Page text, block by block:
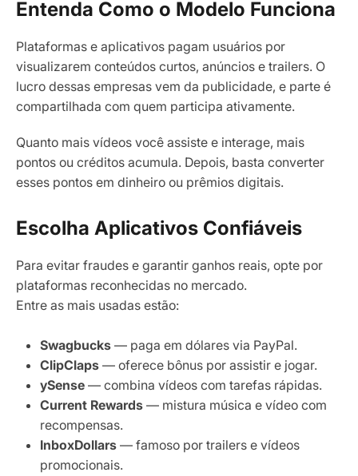
Entenda Como o Modelo Funciona
Plataformas e aplicativos pagam usuários por
visualizarem conteúdos curtos, anúncios e trailers. O
lucro dessas empresas vem da publicidade, e parte é
compartilhada com quem participa ativamente.
Quanto mais vídeos você assiste e interage, mais
pontos ou créditos acumula. Depois, basta converter
esses pontos em dinheiro ou prêmios digitais.
Escolha Aplicativos Confiáveis
Para evitar fraudes e garantir ganhos reais, opte por
plataformas reconhecidas no mercado.
Entre as mais usadas estão:
Swagbucks — paga em dólares via PayPal.
ClipClaps — oferece bônus por assistir e jogar.
ySense — combina vídeos com tarefas rápidas.
Current Rewards — mistura música e vídeo com
recompensas.
InboxDollars — famoso por trailers e vídeos
promocionais.